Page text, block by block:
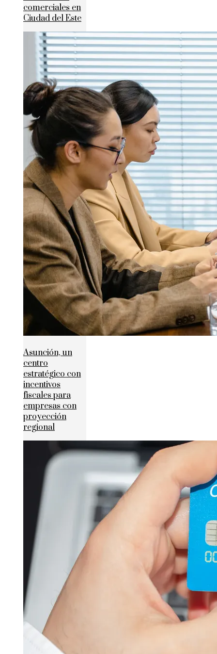
comerciales en
Ciudad del Este
Asunción, un
centro
estratégico con
incentivos
fiscales para
empresas con
proyección
regional